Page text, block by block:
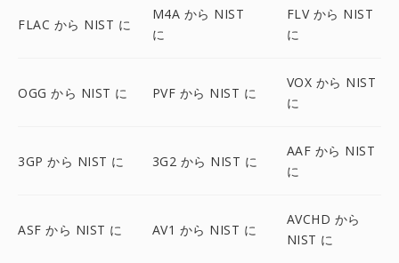
FLAC から NIST に
M4A から NIST
に
FLV から NIST
に
OGG から NIST に PVF から NIST に
VOX から NIST
に
3GP から NIST に 3G2 から NIST に
AAF から NIST
に
ASF から NIST に AV1 から NIST に
AVCHD から
NIST に